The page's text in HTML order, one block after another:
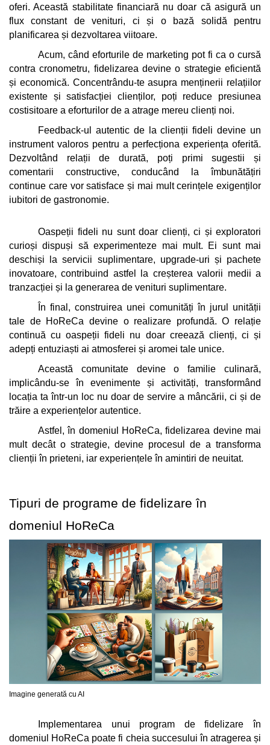
oferi. Această stabilitate financiară nu doar că asigură un
flux constant de venituri, ci și o bază solidă pentru
planificarea și dezvoltarea viitoare.
Acum, când eforturile de marketing pot fi ca o cursă
contra cronometru, fidelizarea devine o strategie eficientă
și economică. Concentrându-te asupra menținerii relațiilor
existente și satisfacției clienților, poți reduce presiunea
costisitoare a eforturilor de a atrage mereu clienți noi.
Feedback-ul autentic de la clienții fideli devine un
instrument valoros pentru a perfecționa experiența oferită.
Dezvoltând relații de durată, poți primi sugestii și
comentarii constructive, conducând la îmbunătățiri
continue care vor satisface și mai mult cerințele exigenților
iubitori de gastronomie.
Oaspeții fideli nu sunt doar clienți, ci și exploratori
curioși dispuși să experimenteze mai mult. Ei sunt mai
deschiși la servicii suplimentare, upgrade-uri și pachete
inovatoare, contribuind astfel la creșterea valorii medii a
tranzacției și la generarea de venituri suplimentare.
În final, construirea unei comunități în jurul unității
tale de HoReCa devine o realizare profundă. O relație
continuă cu oaspeții fideli nu doar creează clienți, ci și
adepți entuziaști ai atmosferei și aromei tale unice.
Această comunitate devine o familie culinară,
implicându-se în evenimente și activități, transformând
locația ta într-un loc nu doar de servire a mâncării, ci și de
trăire a experiențelor autentice.
Astfel, în domeniul HoReCa, fidelizarea devine mai
mult decât o strategie, devine procesul de a transforma
clienții în prieteni, iar experiențele în amintiri de neuitat.
Tipuri de programe de fidelizare în
domeniul HoReCa
Imagine generată cu AI
Implementarea unui program de fidelizare în
domeniul HoReCa poate fi cheia succesului în atragerea și